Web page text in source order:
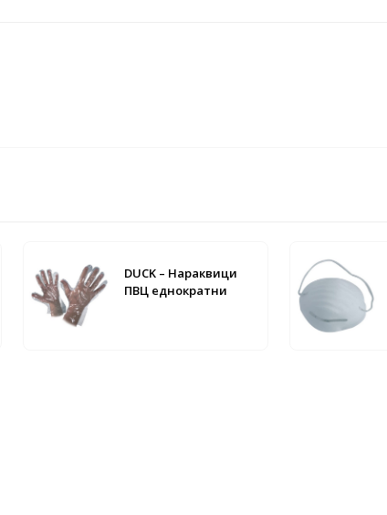
DUCK – Нараквици
ПВЦ еднократни